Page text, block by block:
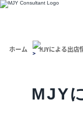
ホーム MJYによる出店
MJY